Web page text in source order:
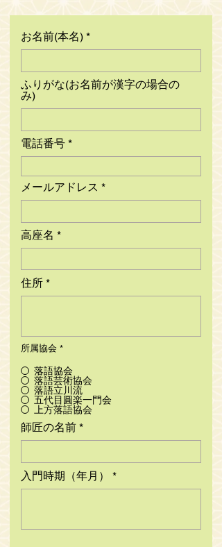
お名前(本名)
ふりがな(お名前が漢字の場合の
み)
電話番号
メールアドレス
高座名
住所
所属協会 *
落語協会
落語芸術協会
落語立川流
五代目圓楽一門会
上方落語協会
師匠の名前
入門時期（年月）